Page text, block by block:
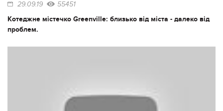
29.09.19 55451
Котеджне містечко Greenville: близько від міста - далеко від
проблем.